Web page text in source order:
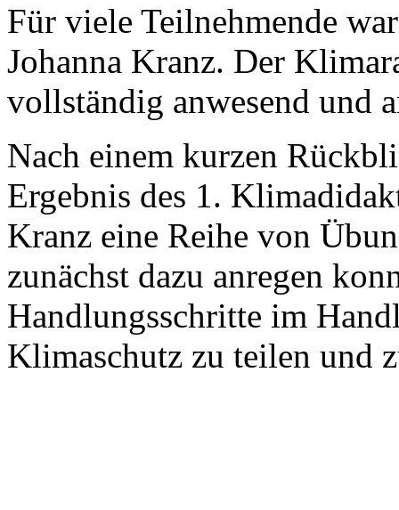
Für viele Teilnehmende
Johanna Kranz. Der
vollständig anwesend und
Nach einem kurzen
Ergebnis des 1.
Kranz eine Reihe von
zunächst dazu anregen
Handlungsschritte im
Klimaschutz zu teilen und